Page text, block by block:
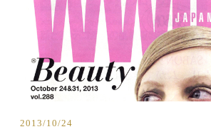
2013/10/24